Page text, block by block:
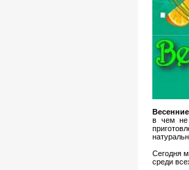
в чем не
Сегодня
среди